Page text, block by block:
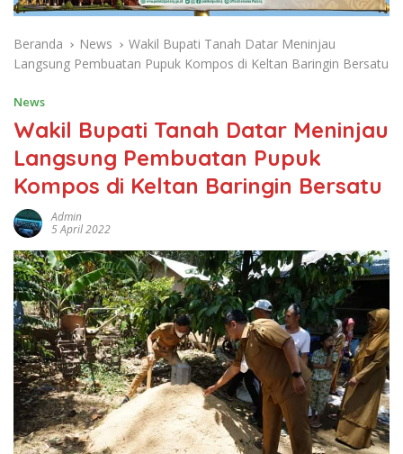
Beranda News
Wakil Bupati Tanah Datar Meninjau
Langsung Pembuatan Pupuk Kompos di Keltan Baringin Bersatu
News
Wakil Bupati Tanah Datar Meninjau
Langsung Pembuatan Pupuk
Kompos di Keltan Baringin Bersatu
Admin
5 April 2022